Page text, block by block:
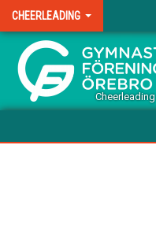
CHEERLEADING
.
Cheerleading